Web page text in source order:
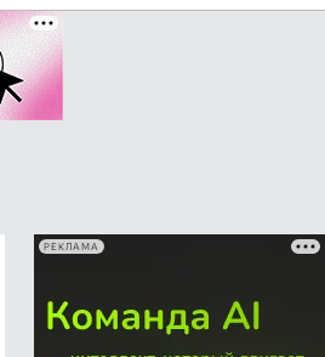
РЕКЛАМА